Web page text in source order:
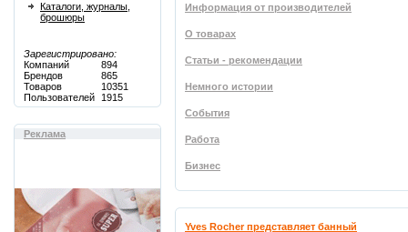
Каталоги, журналы,
брошюры
Зарегистрировано:
Компаний
894
Брендов
865
Товаров
10351
Пользователей
1915
Реклама
Информация от производителей
О товарах
Статьи - рекомендации
Немного истории
События
Работа
Бизнес
Yves Rocher представляет банный